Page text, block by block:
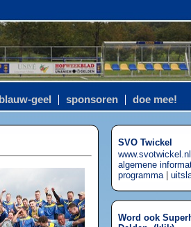
blauw-geel sponsoren doe mee!
SVO Twickel
www.svotwickel.nl
algemene
programma|
Word ook